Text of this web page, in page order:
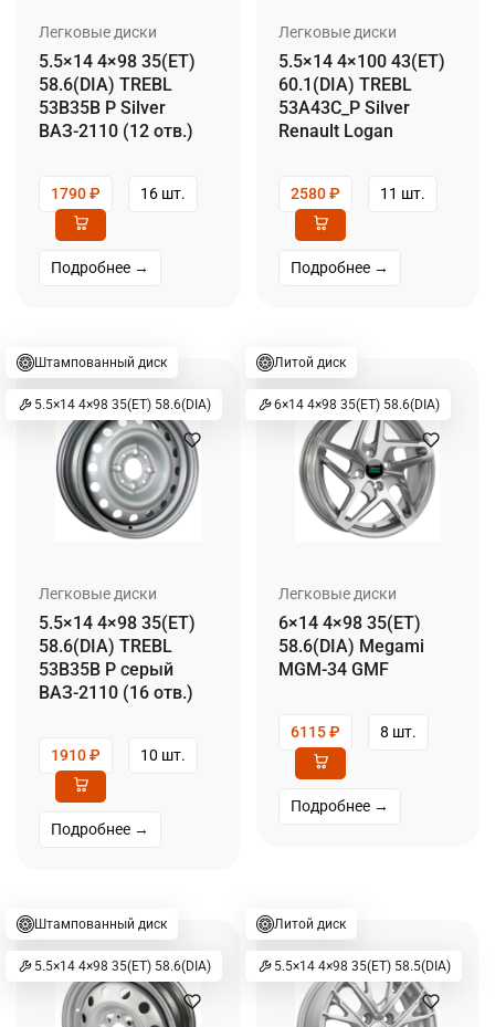
Легковые диски
5.5×14 4×98 35(ET)
58.6(DIA) TREBL
53B35B P Silver
ВАЗ-2110 (12 отв.)
1790₽ 16 шт.
Подробнее →
Легковые диски
5.5×14 4×100 43(ET)
60.1(DIA) TREBL
53A43C_P Silver
Renault Logan
2580₽ 11 шт.
Подробнее →
Штампованный диск
5.5×14 4×98 35(ET) 58.6(DIA)
Легковые диски
5.5×14 4×98 35(ET)
58.6(DIA) TREBL
53B35B P серый
ВАЗ-2110 (16 отв.)
1910₽ 10 шт.
Подробнее →
Литой диск
6×14 4×98 35(ET) 58.6(DIA)
Легковые диски
6×14 4×98 35(ET)
58.6(DIA) Megami
MGM-34 GMF
6115₽ 8 шт.
Подробнее →
Штампованный диск
5.5×14 4×98 35(ET) 58.6(DIA)
Литой диск
5.5×14 4×98 35(ET) 58.5(DIA)